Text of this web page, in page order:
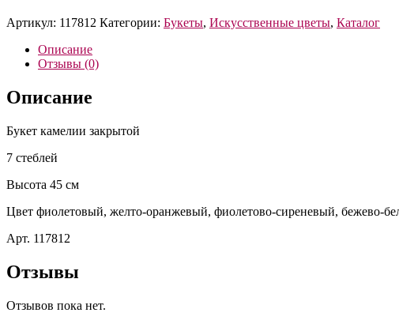
Артикул: 117812 Категории: Букеты, Искусственные цветы, Каталог
Описание
Отзывы (0)
Описание
Букет камелии закрытой
7 стеблей
Высота 45 см
Цвет фиолетовый, желто-оранжевый, фиолетово-сиреневый, бежево-
Арт. 117812
Отзывы
Отзывов пока нет.